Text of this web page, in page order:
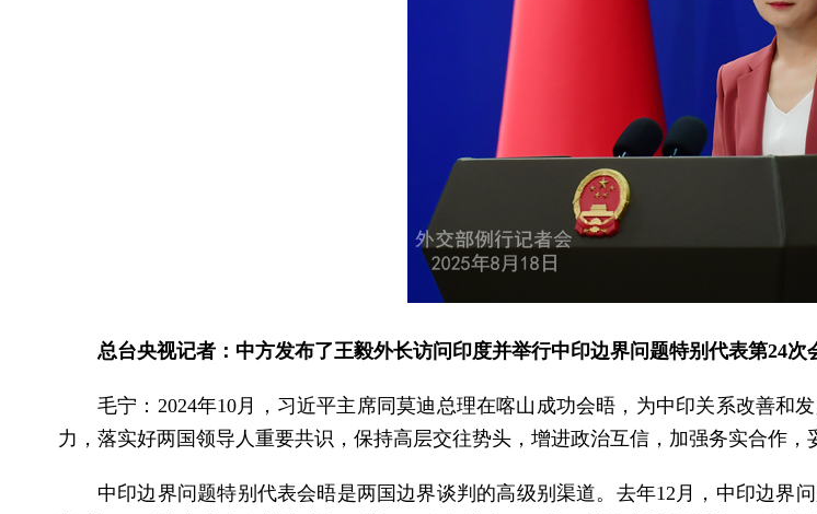
总台央视记者：中方发布了王毅外长访问印度并举行中印边界问题特别代表第24次
毛宁：2024年10月，习近平主席同莫迪总理在喀山成功会晤，为中印关系改善和
力，落实好两国领导人重要共识，保持高层交往势头，增进政治互信，加强务实合作，
中印边界问题特别代表会晤是两国边界谈判的高级别渠道。去年12月，中印边界